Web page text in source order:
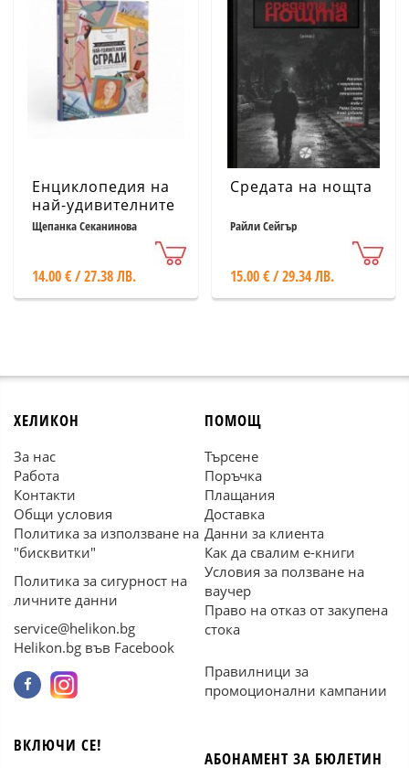
Енциклопедия на
най-удивителните
сгради
Щепанка Секанинова
14.00 € / 27.38 ЛВ.
Средата на нощта
Райли Сейгър
15.00 € / 29.34 ЛВ.
ХЕЛИКОН
За нас
Работа
Контакти
Общи условия
Политика за използване на
"бисквитки"
Политика за сигурност на
личните данни
service@helikon.bg
Helikon.bg във Facebook
ПОМОЩ
Търсене
Поръчка
Плащания
Доставка
Данни за клиента
Как да свалим е-книги
Условия за ползване на
ваучер
Право на отказ от закупена
стока
Правилници за
промоционални кампании
ВКЛЮЧИ СЕ!
АБОНАМЕНТ ЗА БЮЛЕТИН